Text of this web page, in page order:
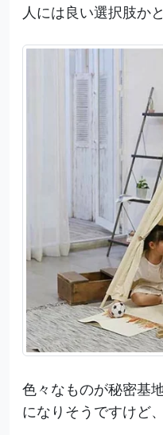
人には良い選択肢かと
色々なものが秘密基
になりそうですけど